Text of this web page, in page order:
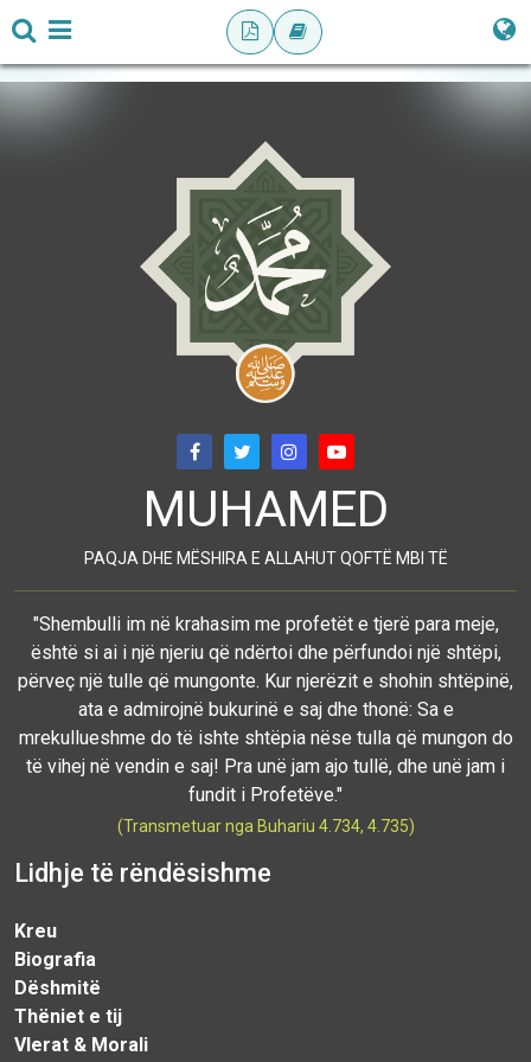
MUHAMED
PAQJA DHE MËSHIRA E ALLAHUT QOFTË MBI TË
"Shembulli im në krahasim me profetët e tjerë para meje,
është si ai i një njeriu që ndërtoi dhe përfundoi një shtëpi,
përveç një tulle që mungonte. Kur njerëzit e shohin shtëpinë,
ata e admirojnë bukurinë e saj dhe thonë: Sa e
mrekullueshme do të ishte shtëpia nëse tulla që mungon do
të vihej në vendin e saj! Pra unë jam ajo tullë, dhe unë jam i
fundit i Profetëve."
(Transmetuar nga Buhariu 4.734, 4.735)
Lidhje të rëndësishme
Kreu
Biografia
Dëshmitë
Thëniet e tij
Vlerat & Morali